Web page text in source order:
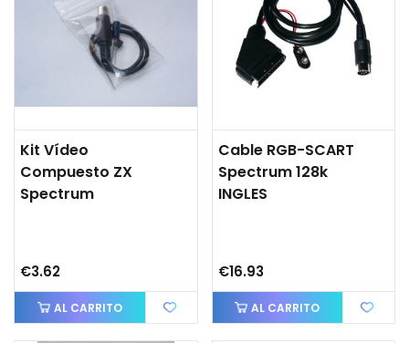
Kit Vídeo
Compuesto ZX
Spectrum
€3.62
AL CARRITO
Cable RGB-SCART
Spectrum 128k
INGLES
€16.93
AL CARRITO